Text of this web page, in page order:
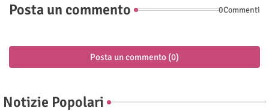
Posta un commento 0Commenti
Posta un commento (0)
Notizie Popolari